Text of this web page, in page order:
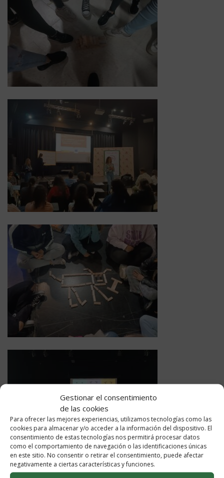
Gestionar el consentimiento
de las cookies
Para ofrecer las mejores experiencias, utilizamos tecnologías como las
cookies para almacenar y/o acceder a la información del dispositivo. El
consentimiento de estas tecnologías nos permitirá procesar datos
como el comportamiento de navegación o las identificaciones únicas
en este sitio. No consentir o retirar el consentimiento, puede afectar
negativamente a ciertas características y funciones.